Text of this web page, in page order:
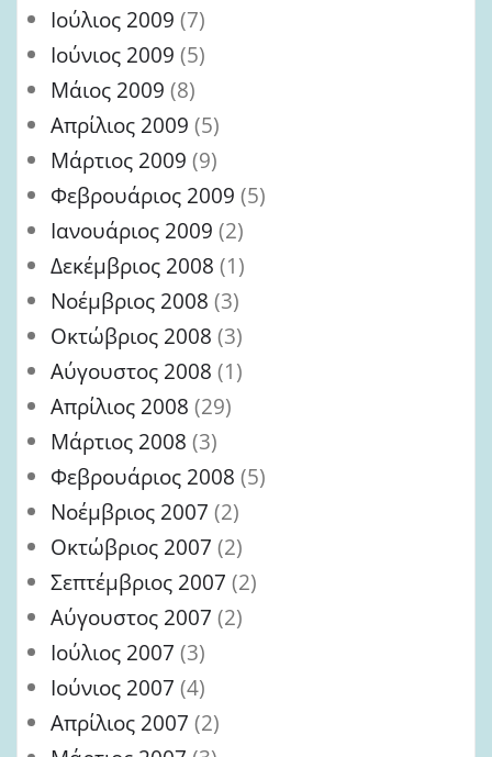
Ιούλιος 2009 (7)
Ιούνιος 2009 (5)
Μάιος 2009 (8)
Απρίλιος 2009 (5)
Μάρτιος 2009 (9)
Φεβρουάριος 2009 (5)
Ιανουάριος 2009 (2)
Δεκέμβριος 2008 (1)
Νοέμβριος 2008 (3)
Οκτώβριος 2008 (3)
Αύγουστος 2008 (1)
Απρίλιος 2008 (29)
Μάρτιος 2008 (3)
Φεβρουάριος 2008 (5)
Νοέμβριος 2007 (2)
Οκτώβριος 2007 (2)
Σεπτέμβριος 2007 (2)
Αύγουστος 2007 (2)
Ιούλιος 2007 (3)
Ιούνιος 2007 (4)
Απρίλιος 2007 (2)